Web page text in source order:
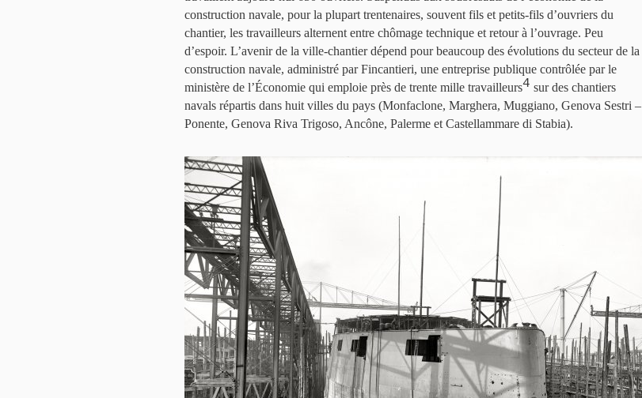
construction navale, pour la plupart trentenaires, souvent fils et petits-fils d’ouvriers du
chantier, les travailleurs alternent entre chômage technique et retour à l’ouvrage. Peu
d’espoir. L’avenir de la ville-chantier dépend pour beaucoup des évolutions du secteur de la
construction navale, administré par Fincantieri, une entreprise publique contrôlée par le
ministère de l’Économie qui emploie près de trente mille travailleurs4 sur des chantiers
navals répartis dans huit villes du pays (Monfaclone, Marghera, Muggiano, Genova Sestri –
Ponente, Genova Riva Trigoso, Ancône, Palerme et Castellammare di Stabia).